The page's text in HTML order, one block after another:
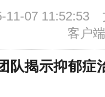
11-07 11:52:53
客户端
队揭示抑郁症